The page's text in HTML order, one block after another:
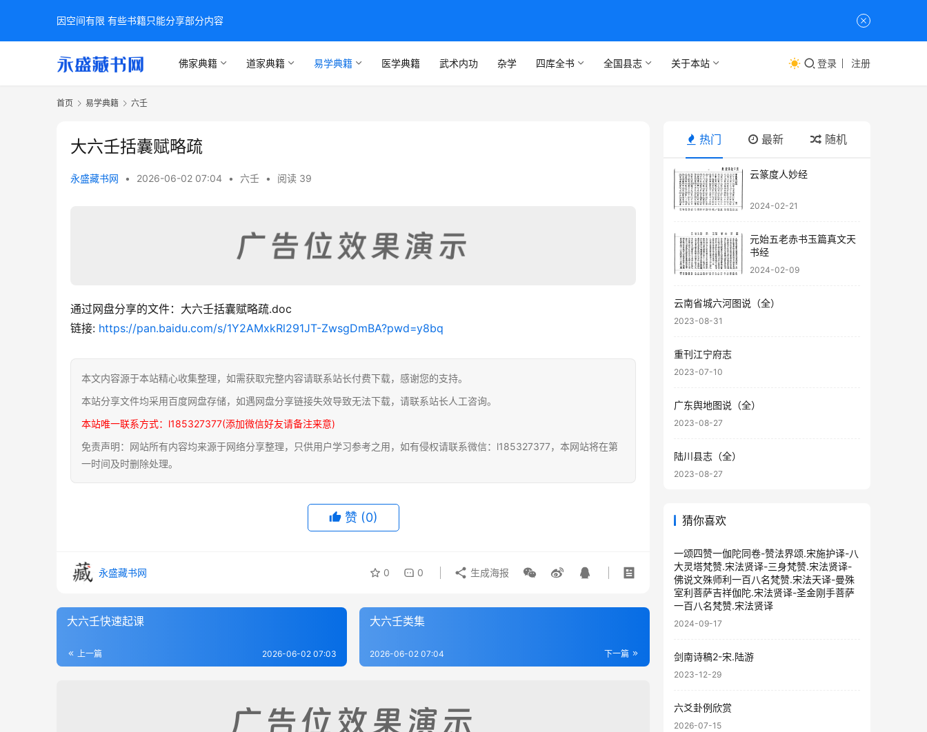
佛家典籍 道家典籍 易学典籍 医学典籍 武术内功 杂学 四库全书 全国县志 关于本站 登录 注册
首页 易学典籍 六壬
大六壬括囊赋略疏
永盛藏书网 • 2026-06-02 07:04 • 六壬 • 阅读 39
通过网盘分享的文件：大六壬括囊赋略疏.doc
链接: https://pan.baidu.com/s/1Y2AMxkRl291JT-ZwsgDmBA?pwd=y8bq
本文内容源于本站精心收集整理，如需获取完整内容请联系站长付费下载，感谢您的支持。
本站分享文件均采用百度网盘存储，如遇网盘分享链接失效导致无法下载，请联系站长人工咨询。
本站唯一联系方式：l185327377(添加微信好友请备注来意)
免责声明：网站所有内容均来源于网络分享整理，只供用户学习参考之用，如有侵权请联系微信：l185327377，本网站将在第
一时间及时删除处理。
赞 (0)
永盛藏书网 0 0 生成海报
大六壬快速起课
上一篇 2026-06-02 07:03
大六壬类集
下一篇
2026-06-02 07:04
热门 最新 随机
云篆度人妙经
2024-02-21
元始五老赤书玉篇真文天
书经
2024-02-09
云南省城六河图说（全）
2023-08-31
重刊江宁府志
2023-07-10
广东舆地图说（全）
2023-08-27
陆川县志（全）
2023-08-27
猜你喜欢
一颂四赞一伽陀同卷-赞法界颂.宋施护译-八
大灵塔梵赞.宋法贤译-三身梵赞.宋法贤译-
佛说文殊师利一百八名梵赞.宋法天译-曼殊
室利菩萨吉祥伽陀.宋法贤译-圣金刚手菩萨
一百八名梵赞.宋法贤译
2024-09-17
剑南诗稿2-宋.陆游
2023-12-29
六爻卦例欣赏
2026-07-15
因空间有限 有些书籍只能分享部分内容